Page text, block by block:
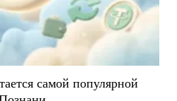
самой популярной